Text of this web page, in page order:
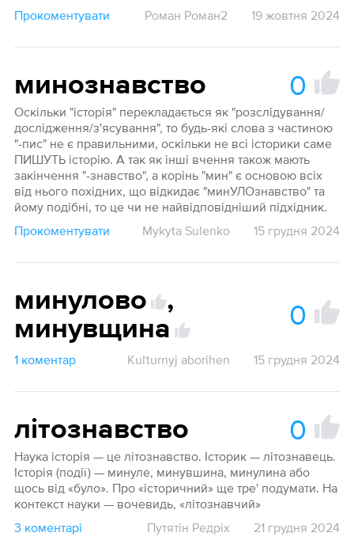
Прокоментувати
Роман Роман2 19 жовтня 2024
минознавство 0
Оскільки "історія" перекладається як "розслідування/
дослідження/з'ясування", то будь-які слова з частиною
"-пис" не є правильними, оскільки не всі історики саме
ПИШУТЬ історію. А так як інші вчення також мають
закінчення "-знавство", а корінь "мин" є основою всіх
від нього похідних, що відкидає "минУЛОзнавство" та
йому подібні, то це чи не найвідповідніший підхідник.
Прокоментувати
Mykyta Sulenko 15 грудня 2024
минулово
,
минувщина
0
1 коментар Kuľturnyj aborihen 15 грудня 2024
літознавство 0
Наука історія — це літознавство. Історик — літознавець.
Історія (події) — минуле, минувшина, минулина або
щось від «було». Про «історичний» ще тре' подумати. На
контекст науки — вочевидь, «літознавчий»
3 коментарі
Путятін Редріх 21 грудня 2024